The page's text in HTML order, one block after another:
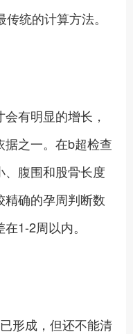
统的计算方法。
有明显的增长，
之一。在b超检查
腹围和股骨长度
确的孕周判断数
1-2周以内。
形成，但还不能清